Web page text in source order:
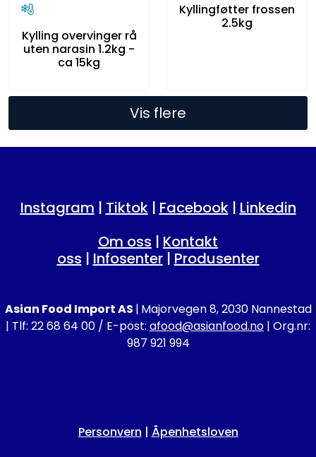
Kylling overvinger rå
uten narasin 1.2kg -
ca 15kg
Kyllingføtter frossen
2.5kg
Vis flere
Instagram | Tiktok| Facebook| Linkedin
Om oss | Kontakt
oss | Infosenter| Produsenter
Asian Food Import AS | Majorvegen 8, 2030 Nannestad
| Tlf: 22 68 64 00 / E-post: afood@asianfood.no | Org.nr:
987 921 994
Personvern | Åpenhetsloven